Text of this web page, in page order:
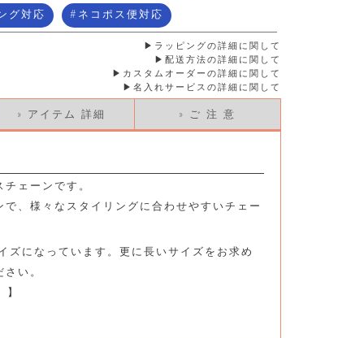
グ対応 ネコポス便対応
ラッピングの詳細に関して
配送方法の詳細に関して
カスタムオーダーの詳細に関して
名入れサービスの詳細に関して
» アイテム 詳細 » ご 注 意
ェーンです。
、様々なスタイリングに合わせやすいチェー
ズになっています。更に長いサイズをお求め
い。
】